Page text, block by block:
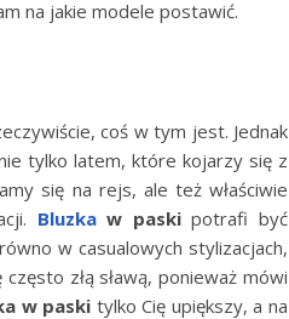
na jakie modele postawić.
coś w tym jest. Jednak
tylko latem, które kojarzy się z
się na rejs, ale też właściwie
Bluzkaw paskipotrafi być
w casualowych stylizacjach,
często złą sławą, ponieważ mówi
w paski tylko Cię upiększy, a na